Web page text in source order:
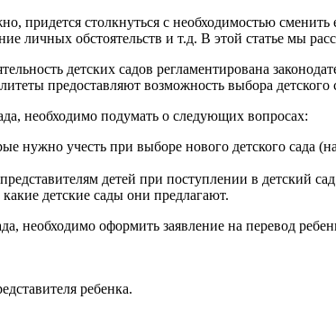
придется столкнуться с необходимостью
личных обстоятельств и т.д. В этой статье мы
детских садов регламентирована
предоставляют возможность выбора
необходимо подумать о следующих вопросах:
нужно учесть при выборе нового детского сада
детей при поступлении в детский
детские сады они предлагают.
необходимо оформить заявление на перевод
ребенка.